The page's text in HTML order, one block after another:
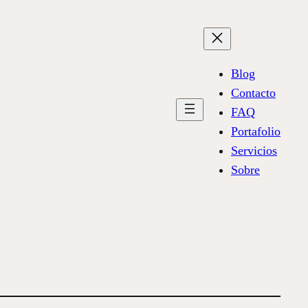
Blog
Contacto
FAQ
Portafolio
Servicios
Sobre